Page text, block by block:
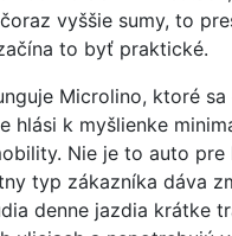
vyššie sumy, to
to byť praktické.
Microlino, ktoré sa
hlási k myšlienke
Nie je to auto pre
typ zákazníka dáva
denne jazdia krátke